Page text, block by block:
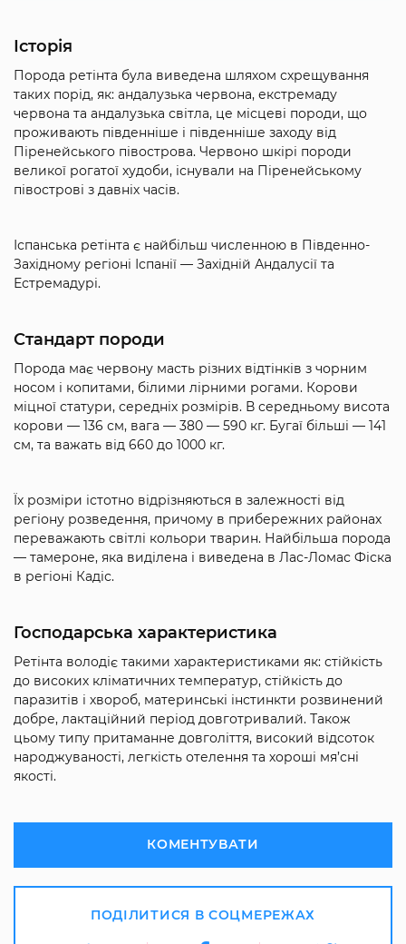
Історія
Порода ретінта була виведена шляхом схрещування
таких порід, як: андалузька червона, екстремаду
червона та андалузька світла, це місцеві породи, що
проживають південніше і південніше заходу від
Піренейського півострова. Червоно шкірі породи
великої рогатої худоби, існували на Піренейському
півострові з давніх часів.
Іспанська ретінта є найбільш численною в Південно-
Західному регіоні Іспанії — Західній Андалусії та
Естремадурі.
Стандарт породи
Порода має червону масть різних відтінків з чорним
носом і копитами, білими лірними рогами. Корови
міцної статури, середніх розмірів. В середньому висота
корови — 136 см, вага — 380 — 590 кг. Бугаї більші — 141
см, та важать від 660 до 1000 кг.
Їх розміри істотно відрізняються в залежності від
регіону розведення, причому в прибережних районах
переважають світлі кольори тварин. Найбільша порода
— тамероне, яка виділена і виведена в Лас-Ломас Фіска
в регіоні Кадіс.
Господарська характеристика
Ретінта володіє такими характеристиками як: стійкість
до високих кліматичних температур, стійкість до
паразитів і хвороб, материнські інстинкти розвинений
добре, лактаційний період довготривалий. Також
цьому типу притаманне довголіття, високий відсоток
народжуваності, легкість отелення та хороші мя’сні
якості.
КОМЕНТУВАТИ
ПОДІЛИТИСЯ В СОЦМЕРЕЖАХ